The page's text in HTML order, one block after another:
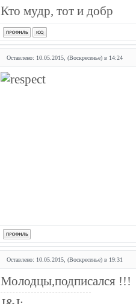
Кто мудр, тот и добр
Оставлено: 10.05.2015, (Воскресенье) в 14:24
Оставлено: 10.05.2015, (Воскресенье) в 19:31
Молодцы,подписался !!!